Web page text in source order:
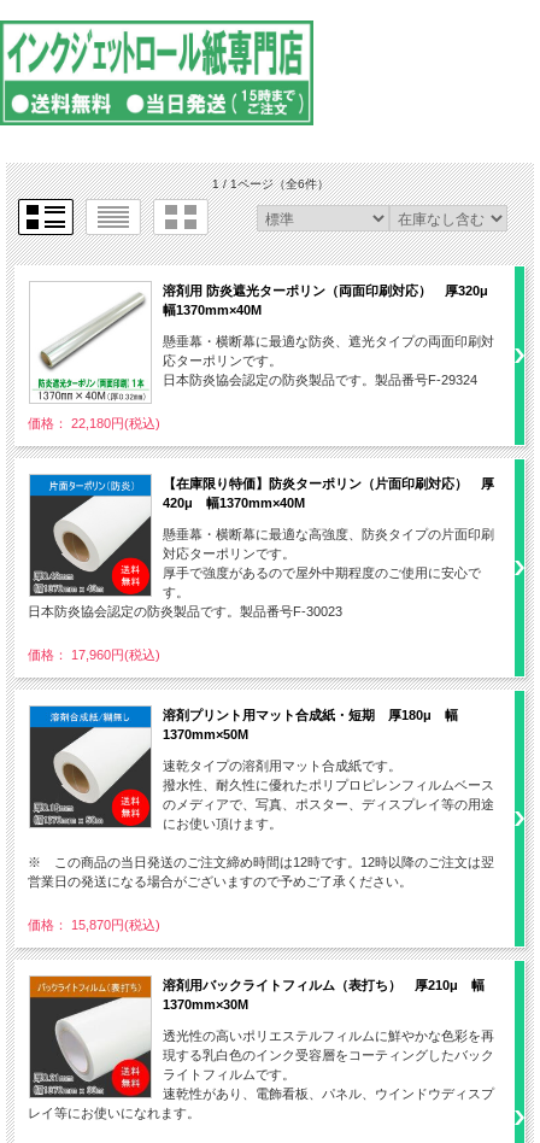
1 / 1ページ（全6件）
溶剤用 防炎遮光ターポリン（両面印刷対応） 厚320μ
幅1370mm×40M
懸垂幕・横断幕に最適な防炎、遮光タイプの両面印刷対
応ターポリンです。
日本防炎協会認定の防炎製品です。製品番号F-29324
価格： 22,180円(税込)
【在庫限り特価】防炎ターポリン（片面印刷対応） 厚
420μ 幅1370mm×40M
懸垂幕・横断幕に最適な高強度、防炎タイプの片面印刷
対応ターポリンです。
厚手で強度があるので屋外中期程度のご使用に安心で
す。
日本防炎協会認定の防炎製品です。製品番号F-30023
価格： 17,960円(税込)
溶剤プリント用マット合成紙・短期 厚180μ 幅
1370mm×50M
速乾タイプの溶剤用マット合成紙です。
撥水性、耐久性に優れたポリプロピレンフィルムベース
のメディアで、写真、ポスター、ディスプレイ等の用途
にお使い頂けます。
※ この商品の当日発送のご注文締め時間は12時です。12時以降のご注文は翌
営業日の発送になる場合がございますので予めご了承ください。
価格： 15,870円(税込)
溶剤用バックライトフィルム（表打ち） 厚210μ 幅
1370mm×30M
透光性の高いポリエステルフィルムに鮮やかな色彩を再
現する乳白色のインク受容層をコーティングしたバック
ライトフィルムです。
速乾性があり、電飾看板、パネル、ウインドウディスプ
レイ等にお使いになれます。